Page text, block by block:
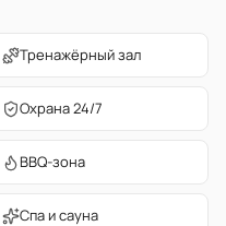
Тренажёрный зал
Охрана 24/7
BBQ-зона
Спа и сауна